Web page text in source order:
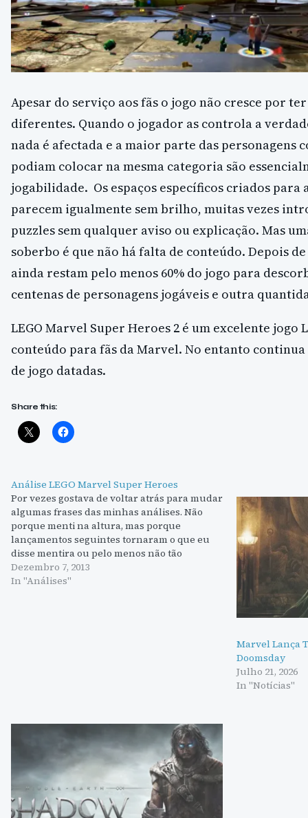
Apesar do serviço aos fãs o jogo não cresce por
diferentes. Quando o jogador as controla a
nada é afectada e a maior parte das personagens
podiam colocar na mesma categoria são
jogabilidade. Os espaços específicos criados para
parecem igualmente sem brilho, muitas vezes
puzzles sem qualquer aviso ou explicação. Mas
soberbo é que não há falta de conteúdo. Depois
ainda restam pelo menos 60% do jogo para
centenas de personagens jogáveis e outra
LEGO Marvel Super Heroes 2 é um excelente jogo
conteúdo para fãs da Marvel. No entanto
de jogo datadas.
Share this:
Análise LEGO Marvel Super Heroes
Por vezes gostava de voltar atrás para mudar
algumas frases das minhas análises. Não
porque menti na altura, mas porque
lançamentos seguintes tornaram o que eu
disse mentira ou pelo menos não tão
verdade. Na análise ao LEGO City
Undercover disse que esse era o melhor
Dezembro 7, 2013
In "Análises"
Marvel Lança
Doomsday
Julho 21, 2026
In "Notícias"